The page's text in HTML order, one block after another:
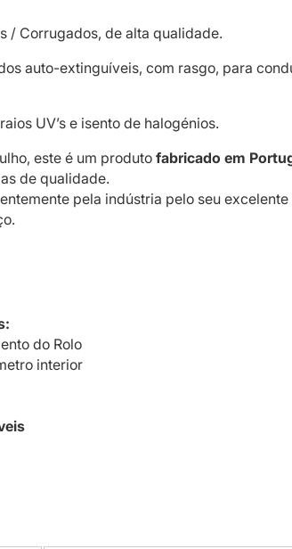
/ Corrugados, de alta qualidade.
auto-extinguíveis, com rasgo, para
UV’s e isento de halogénios.
este é um produto fabricado em
de qualidade.
pela indústria pelo seu
do Rolo
interior